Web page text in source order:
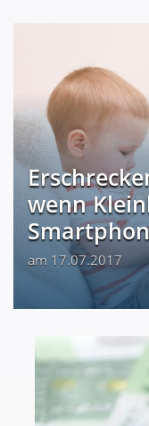
wenn
am 17.07.2017